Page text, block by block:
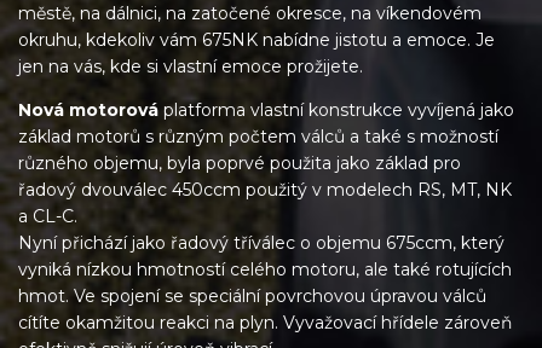
městě, na dálnici, na zatočené okresce, na víkendovém
okruhu, kdekoliv vám 675NK nabídne jistotu a emoce. Je
jen na vás, kde si vlastní emoce prožijete.
Nová motorová platforma vlastní konstrukce vyvíjená jako
základ motorů s různým počtem válců a také s možností
různého objemu, byla poprvé použita jako základ pro
řadový dvouválec 450ccm použitý v modelech RS, MT, NK
a CL-C.
Nyní přichází jako řadový tříválec o objemu 675ccm, který
vyniká nízkou hmotností celého motoru, ale také rotujících
hmot. Ve spojení se speciální povrchovou úpravou válců
cítíte okamžitou reakci na plyn. Vyvažovací hřídele zároveň